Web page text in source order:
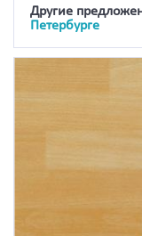
Другие
Петербурге